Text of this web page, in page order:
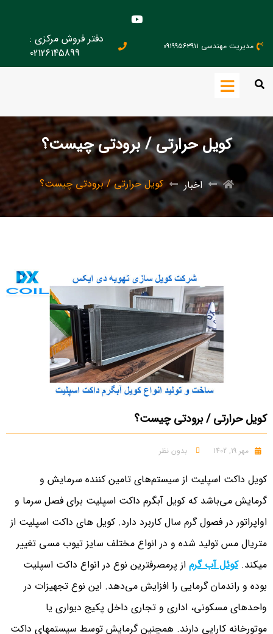
مدیریت مهندسی ۰۹۱۹۹۵۶۳۹۱۱
دفتر فروش مرکزی :
02126145899
کویل حرارتی / برودتی چیست؟
اخبار کویل حرارتی / برودتی چیست؟
کویل حرارتی / برودتی چیست؟
مهر 19, 1402 بدون نظر
کویل داکت اسپلیت از سیستم‌های تامین‌ کننده سرمایش و
گرمایش می‌باشد که کویل آبگرم داکت اسپلیت برای فصل سرما و
اواپراتور در فصول گرم سال کاربرد دارد. کویل های داکت اسپلیت از
متریال مس تولید شده و در انواع مختلف سایز تیوب مسی تغییر
میکند.کوئل آب گرم از پرمصرفترین نوع در انواع داکت اسپلیت
بوده و راندمان گرمایی را افزایش می‌دهد. این نوع تجهیزات در
واحدهای مسکونی، اداری و تجاری داخل پکیج دیواری یا
موتورخانه کارایی دارند. همچنین گرمایش توسط سیستمهای داکت